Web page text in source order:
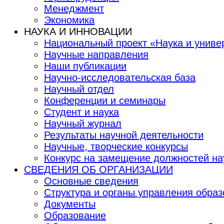
Менеджмент
Экономика
НАУКА И ИННОВАЦИИ
Национальный проект «Наука и
Научные направления
Наши публикации
Научно-исследовательская база
Научный отдел
Конференции и семинары
Студент и наука
Научный журнал
Результаты научной деятельности
Научные, творческие конкурсы
Конкурс на замещение должностей
СВЕДЕНИЯ ОБ ОРГАНИЗАЦИИ
Основные сведения
Структура и органы управления
Документы
Образование